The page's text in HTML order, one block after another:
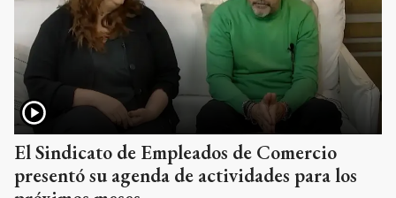
El Sindicato de Empleados de Comercio
presentó su agenda de actividades para los